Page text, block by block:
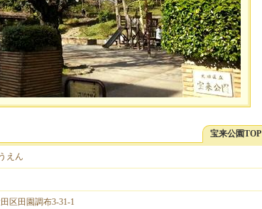
宝来公園TOP
えん
区田園調布3-31-1